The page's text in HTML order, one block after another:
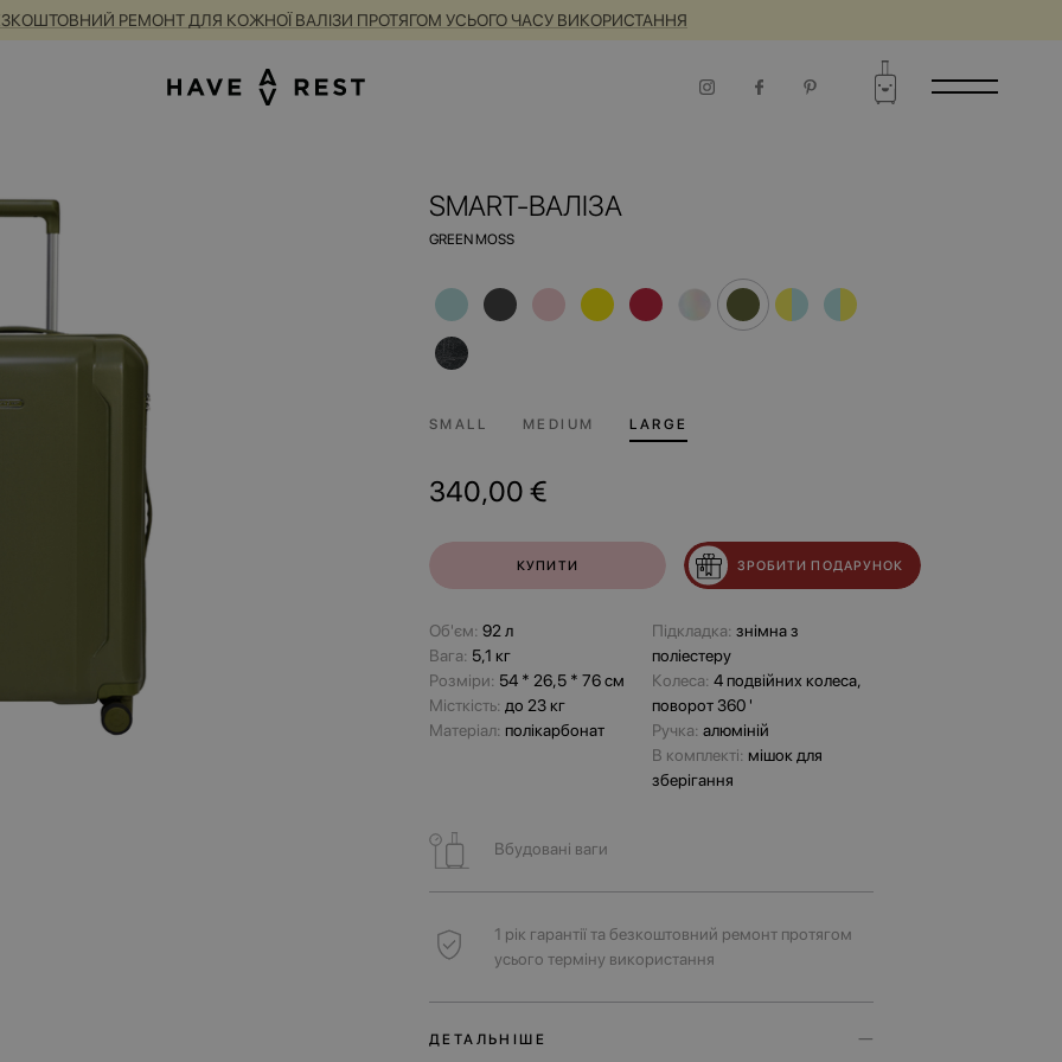
РЕМОНТ ДЛЯ КОЖНОЇ ВАЛІЗИ ПРОТЯГОМ УСЬОГО ЧАСУ ВИКОРИСТАННЯ
SMART-ВАЛІЗА
GREEN MOSS
SMALL MEDIUM LARGE
340,00 €
КУПИТИ ЗРОБИТИ ПОДАРУНОК
Об'єм: 92 л
Вага: 5,1 кг
Розміри: 54 * 26,5 * 76 см
Місткість: до 23 кг
Матеріал: полікарбонат
Підкладка: знімна з
поліестеру
Колеса: 4 подвійних колеса,
поворот 360 '
Ручка: алюміній
В комплекті: мішок для
зберігання
Вбудовані ваги
1 рік гарантії та безкоштовний ремонт протягом
усього терміну використання
ДЕТАЛЬНІШЕ